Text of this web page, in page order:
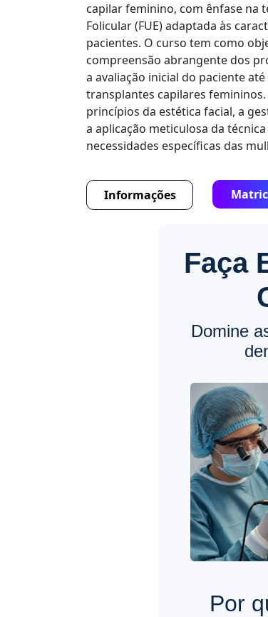
capilar feminino, com ênfase na
Folicular (FUE) adaptada às
pacientes. O curso tem como
compreensão abrangente dos
a avaliação inicial do paciente
transplantes capilares
princípios da estética facial, a
a aplicação meticulosa da
necessidades específicas das
Informações
Faça
Domine
Por